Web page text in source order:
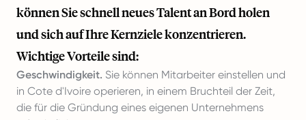
können Sie schnell neues Talent an Bord holen
und sich auf Ihre Kernziele konzentrieren.
Wichtige Vorteile sind:
Geschwindigkeit. Sie können Mitarbeiter einstellen und
in Cote d'Ivoire operieren, in einem Bruchteil der Zeit,
die für die Gründung eines eigenen Unternehmens